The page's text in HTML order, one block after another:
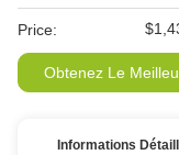
Price:
Obtenez Le
Informations